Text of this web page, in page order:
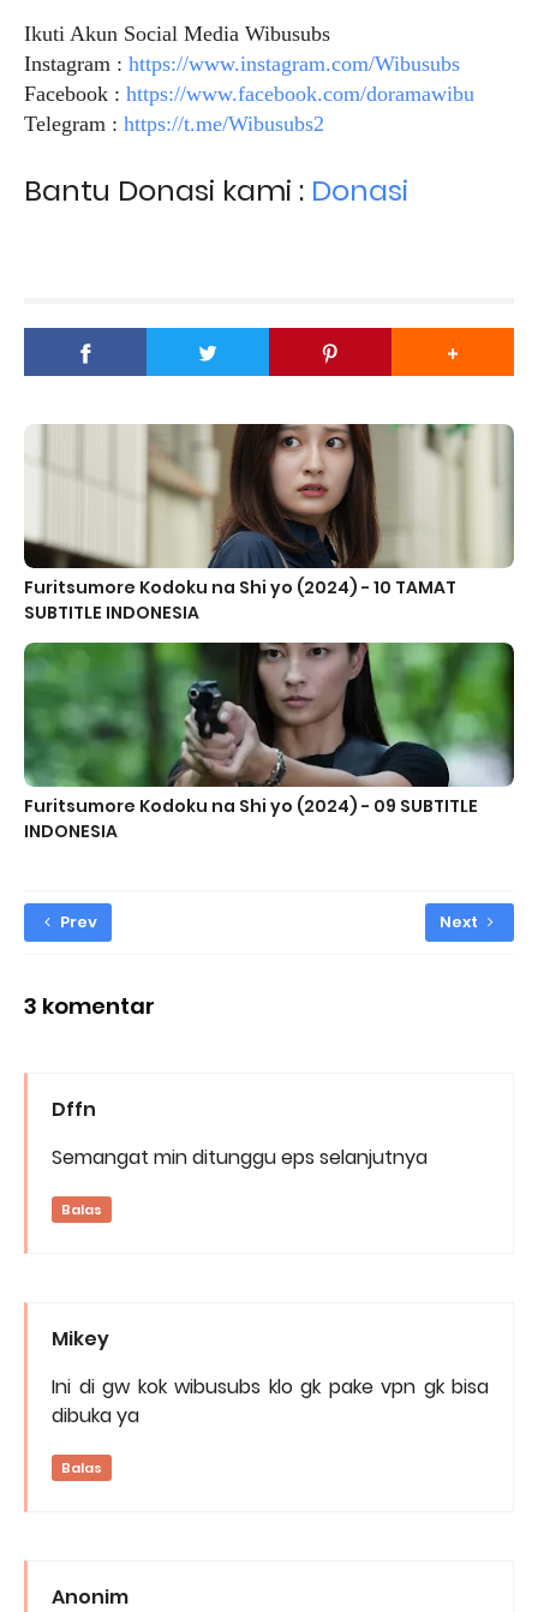
Ikuti Akun Social Media Wibusubs
Instagram : https://www.instagram.com/Wibusubs
Facebook : https://www.facebook.com/doramawibu
Telegram : https://t.me/Wibusubs2
Bantu Donasi kami : Donasi
Furitsumore Kodoku na Shi yo (2024) - 10 TAMAT
SUBTITLE INDONESIA
Furitsumore Kodoku na Shi yo (2024) - 09 SUBTITLE
INDONESIA
Prev Next
3 komentar
Dffn
Semangat min ditunggu eps selanjutnya
Balas
Mikey
Ini di gw kok wibusubs klo gk pake vpn gk bisa
dibuka ya
Balas
Anonim